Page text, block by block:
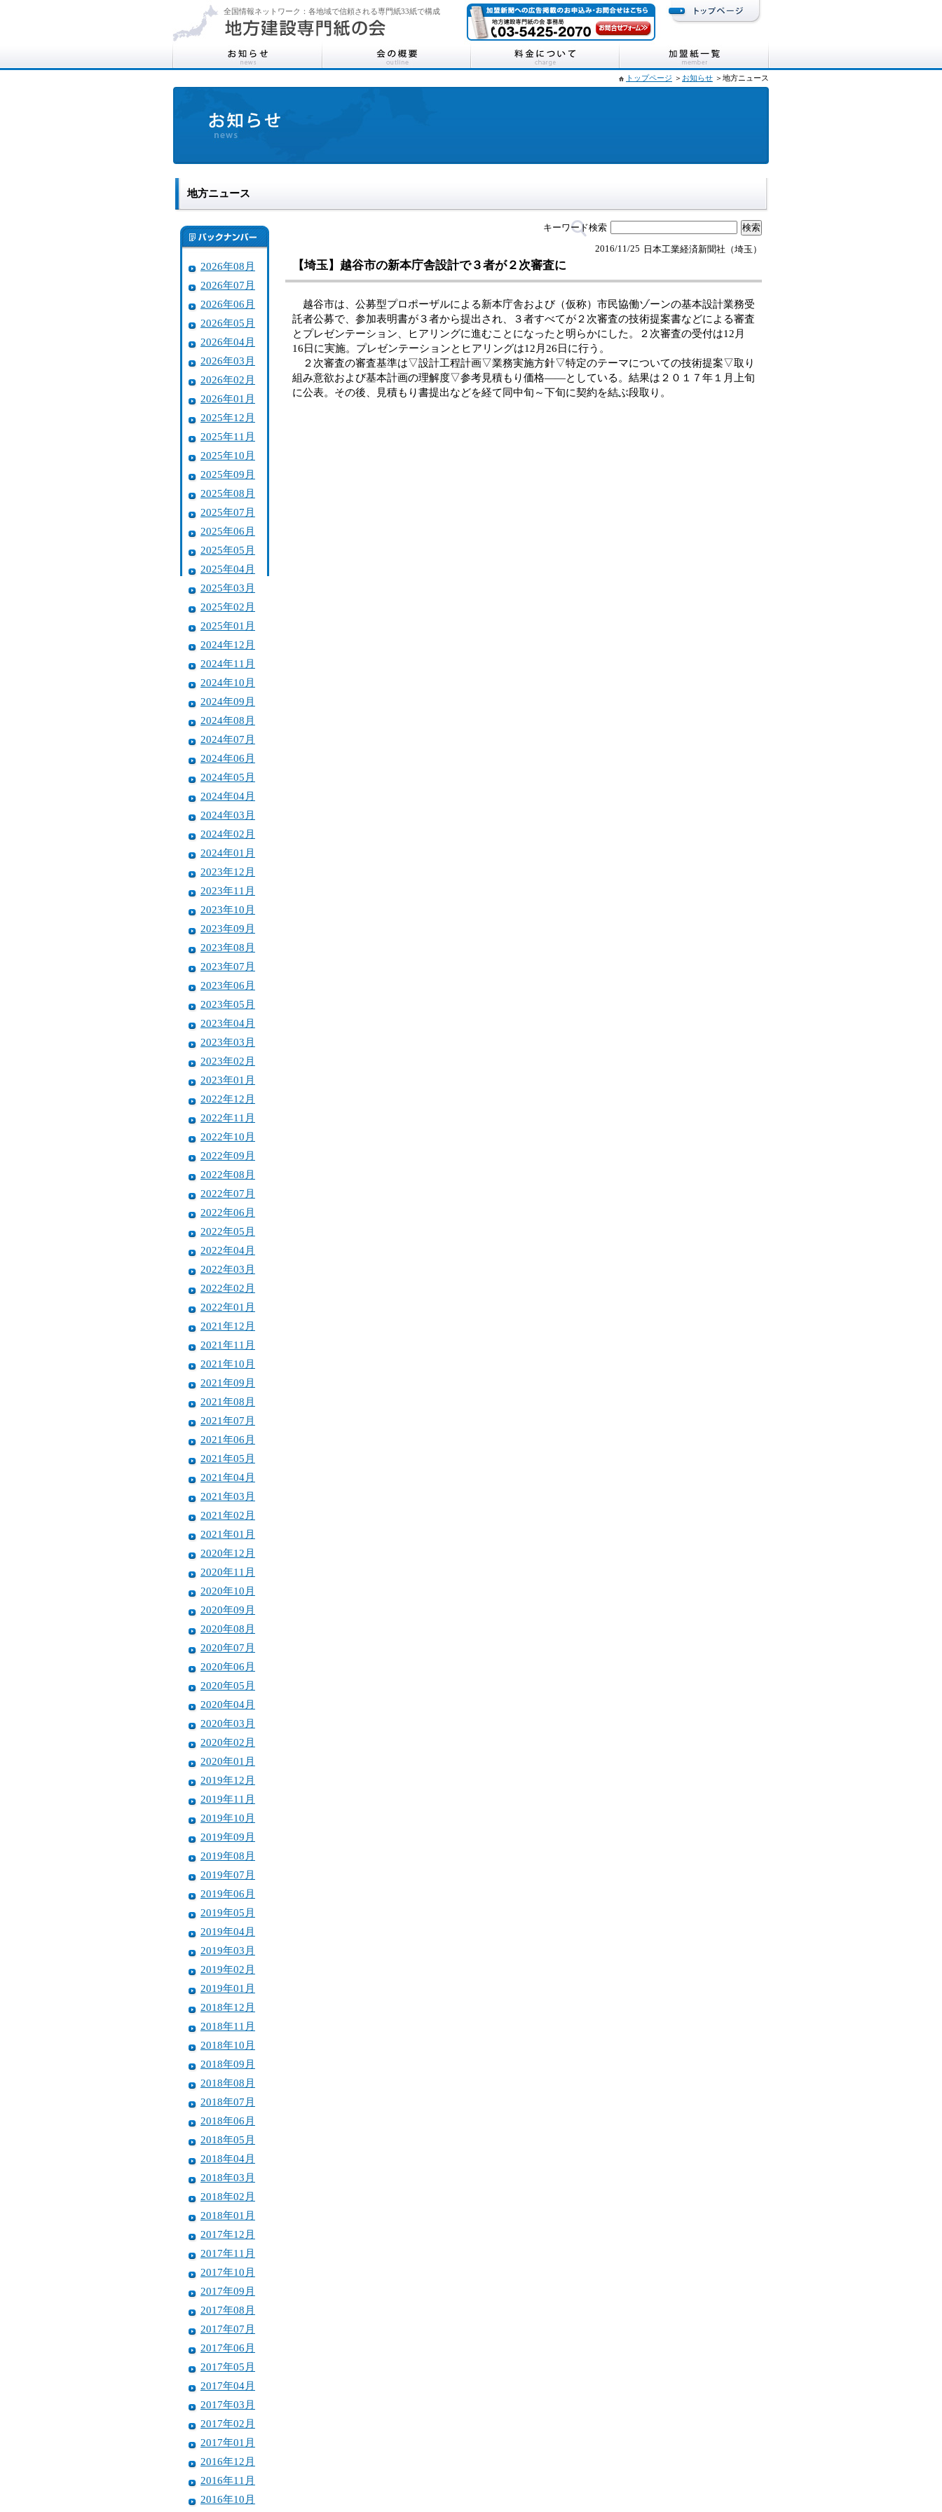
全国情報ネットワーク：各地域で信頼される専門紙33紙で構成
トップページ ＞ お知らせ ＞地方ニュース
地方ニュース
2026年08月
2026年07月
2026年06月
2026年05月
2026年04月
2026年03月
2026年02月
2026年01月
2025年12月
2025年11月
2025年10月
2025年09月
2025年08月
2025年07月
2025年06月
2025年05月
2025年04月
2025年03月
2025年02月
2025年01月
2024年12月
2024年11月
2024年10月
2024年09月
2024年08月
2024年07月
2024年06月
2024年05月
2024年04月
2024年03月
2024年02月
2024年01月
2023年12月
2023年11月
2023年10月
2023年09月
2023年08月
2023年07月
2023年06月
2023年05月
2023年04月
2023年03月
2023年02月
2023年01月
2022年12月
2022年11月
2022年10月
2022年09月
2022年08月
2022年07月
2022年06月
2022年05月
2022年04月
2022年03月
2022年02月
2022年01月
2021年12月
2021年11月
2021年10月
2021年09月
2021年08月
2021年07月
2021年06月
2021年05月
2021年04月
2021年03月
2021年02月
2021年01月
2020年12月
2020年11月
2020年10月
2020年09月
2020年08月
2020年07月
2020年06月
2020年05月
2020年04月
2020年03月
2020年02月
2020年01月
2019年12月
2019年11月
2019年10月
2019年09月
2019年08月
2019年07月
2019年06月
2019年05月
2019年04月
2019年03月
2019年02月
2019年01月
2018年12月
2018年11月
2018年10月
2018年09月
2018年08月
2018年07月
2018年06月
2018年05月
2018年04月
2018年03月
2018年02月
2018年01月
2017年12月
2017年11月
2017年10月
2017年09月
2017年08月
2017年07月
2017年06月
2017年05月
2017年04月
2017年03月
2017年02月
2017年01月
2016年12月
2016年11月
2016年10月
キーワード検索
日本工業経済新聞社（埼玉）
2016/11/25
【埼玉】越谷市の新本庁舎設計で３者が２次審査に
越谷市は、公募型プロポーザルによる新本庁舎および（仮称）市民協働ゾーンの基本設計業務受
託者公募で、参加表明書が３者から提出され、３者すべてが２次審査の技術提案書などによる審査
とプレゼンテーション、ヒアリングに進むことになったと明らかにした。２次審査の受付は12月
16日に実施。プレゼンテーションとヒアリングは12月26日に行う。
２次審査の審査基準は▽設計工程計画▽業務実施方針▽特定のテーマについての技術提案▽取り
組み意欲および基本計画の理解度▽参考見積もり価格――としている。結果は２０１７年１月上旬
に公表。その後、見積もり書提出などを経て同中旬～下旬に契約を結ぶ段取り。